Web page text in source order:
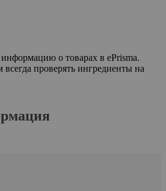
о товарах в ePrisma.
проверять ингредиенты на